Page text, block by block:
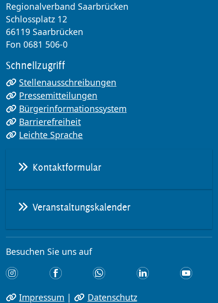
Regionalverband Saarbrücken
Schlossplatz 12
66119 Saarbrücken
Fon 0681 506-0
Schnellzugriff
Stellenausschreibungen
Pressemitteilungen
Bürgerinformationssystem
Barrierefreiheit
Leichte Sprache
Kontaktformular
Veranstaltungskalender
Besuchen Sie uns auf
Impressum | Datenschutz